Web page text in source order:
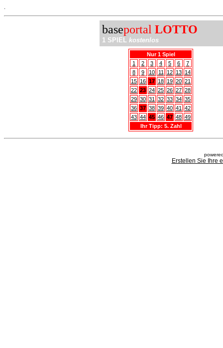
baseportal LOTTO
1 SPIEL kostenlos
Nur 1 Spiel
1
2 3 4 5 6
7
8
9 10 11 12 13 14
15 16 17 18 19 20 21
22 23 24 25 26 27 28
29 30 31 32 33 34 35
36 37 38 39 40 41
42
43 44 45 46 47 48 49
Ihr Tipp: 5. Zahl
Erstellen Sie Ihre